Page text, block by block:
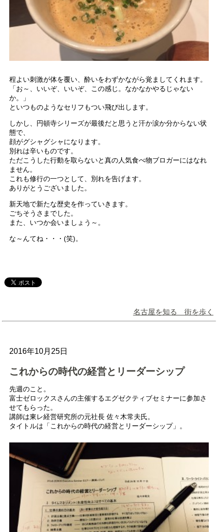
程よい刺激が体を覆い、酔いをわずかながら覚ましてくれます。
「お～、いいぞ、いいぞ、この感じ。なかなかやるじゃない
か。」
といつものようなセリフもつい飛び出します。
しかし、円頓寺シリーズが最後だと思うと汗か涙か分からない状
態で、
顔がグシャグシャになります。
別れは辛いものです。
ただこうした行動を取らないと真の人気食べ物ブロガーにはなれ
ません。
これも修行の一つとして、別れを告げます。
ありがとうございました。
新天地で新たな歴史を作っていきます。
ごちそうさまでした。
また、いつか会いましょう～。
な～んてね・・・(笑)。
名古屋を知る 街を歩く
2016年10月25日
これからの時代の経営とリーダーシップ
先週のこと。
富士ゼロックスさんの主催するエグゼクティブセミナーに参加さ
せてもらった。
講師は東レ経営研究所の元社長 佐々木常夫氏。
タイトルは「これからの時代の経営とリーダーシップ」。